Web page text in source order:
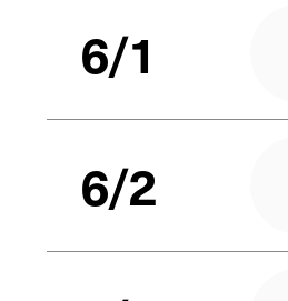
6/1
6/2